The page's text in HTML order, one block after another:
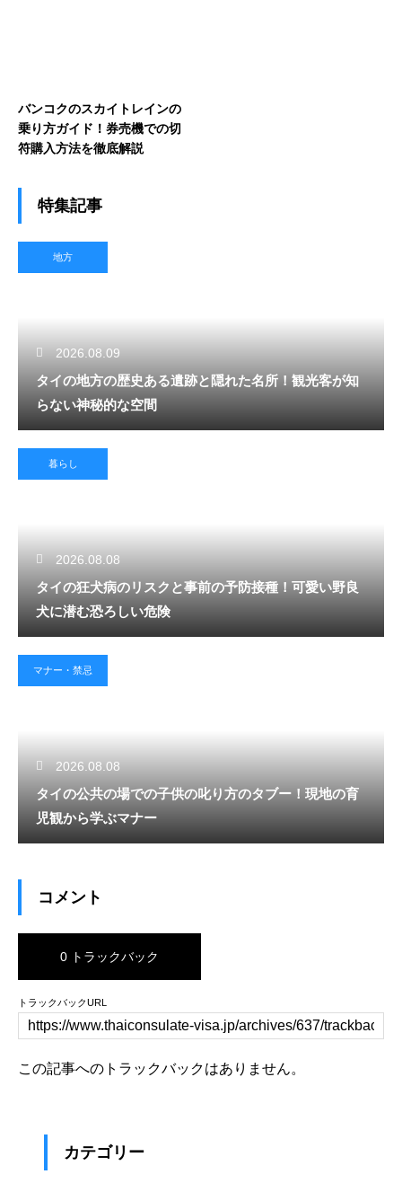
バンコクのスカイトレインの
乗り方ガイド！券売機での切
符購入方法を徹底解説
特集記事
地方
2026.08.09
タイの地方の歴史ある遺跡と隠れた名所！観光客が知
らない神秘的な空間
暮らし
2026.08.08
タイの狂犬病のリスクと事前の予防接種！可愛い野良
犬に潜む恐ろしい危険
マナー・禁忌
2026.08.08
タイの公共の場での子供の叱り方のタブー！現地の育
児観から学ぶマナー
コメント
0 トラックバック
トラックバックURL
この記事へのトラックバックはありません。
カテゴリー